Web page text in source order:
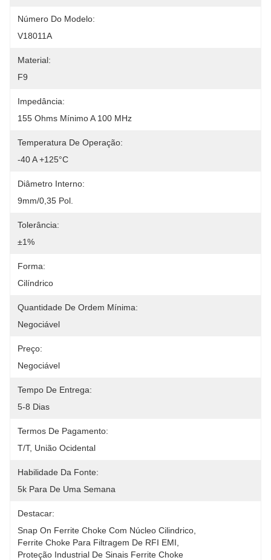
Número Do Modelo:
V18011A
Material:
F9
Impedância:
155 Ohms Mínimo A 100 MHz
Temperatura De Operação:
-40 A +125°C
Diâmetro Interno:
9mm/0,35 Pol.
Tolerância:
±1%
Forma:
Cilíndrico
Quantidade De Ordem Mínima:
Negociável
Preço:
Negociável
Tempo De Entrega:
5-8 Dias
Termos De Pagamento:
T/T, União Ocidental
Habilidade Da Fonte:
5k Para De Uma Semana
Destacar:
Snap On Ferrite Choke Com Núcleo Cilindrico
Ferrite Choke Para Filtragem De RFI EMI
Proteção Industrial De Sinais Ferrite Choke